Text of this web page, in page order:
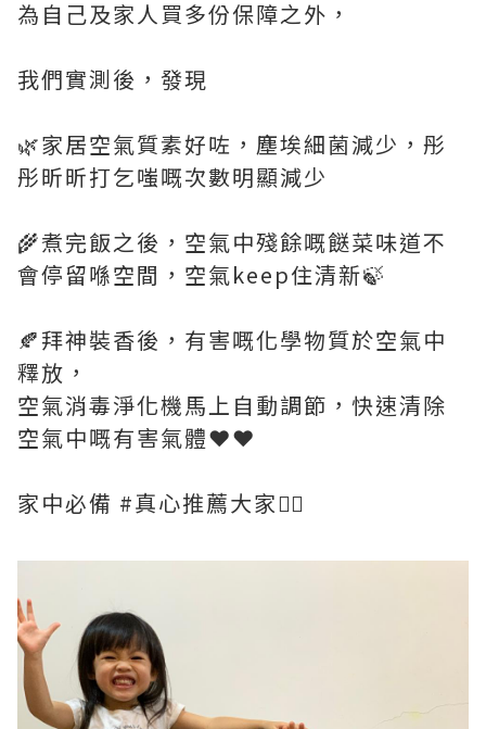
為自己及家人買多份保障之外，
我們實測後，發現
🌿家居空氣質素好咗，塵埃細菌減少，彤
彤昕昕打乞嗤嘅次數明顯減少
🌾煮完飯之後，空氣中殘餘嘅餸菜味道不
會停留喺空間，空氣keep住清新🍃
🍂拜神裝香後，有害嘅化學物質於空氣中
釋放，
空氣消毒淨化機馬上自動調節，快速清除
空氣中嘅有害氣體❤️❤️
家中必備 #真心推薦大家👍🏻